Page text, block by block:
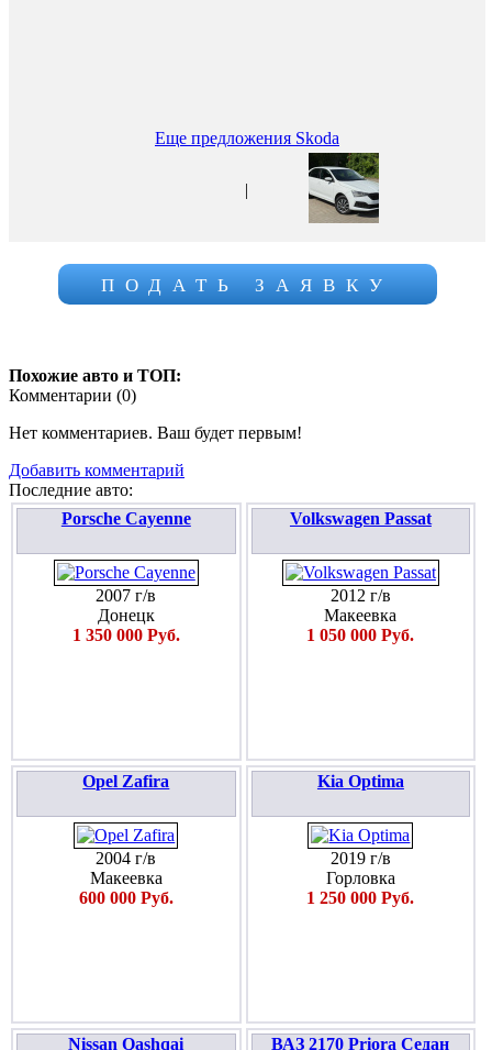
Еще предложения Skoda
|
ПОДАТЬ ЗАЯВКУ
Похожие авто и ТОП:
Комментарии (0)
Нет комментариев. Ваш будет первым!
Добавить комментарий
Последние авто:
Porsche Cayenne
2007 г/в
Донецк
1 350 000 Руб.
Volkswagen Passat
2012 г/в
Макеевка
1 050 000 Руб.
Opel Zafira
2004 г/в
Макеевка
600 000 Руб.
Kia Optima
2019 г/в
Горловка
1 250 000 Руб.
Nissan Qashqai ВАЗ 2170 Priora Седан